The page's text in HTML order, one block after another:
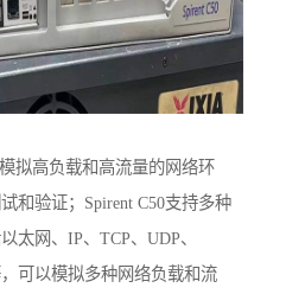
拟高负载和高流量的网络环
和验证；Spirent C50支持多种
太网、IP、TCP、UDP、
可以模拟多种网络负载和流